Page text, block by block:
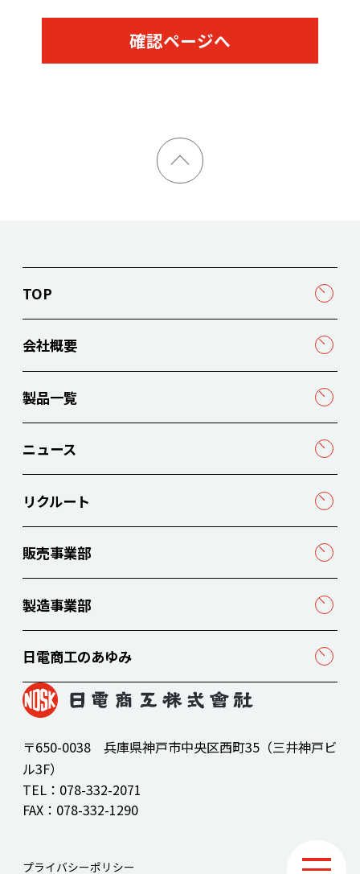
〒650-0038 兵庫県神戸市中央区西町35（三井神戸ビ
ル3F）
TEL： 078-332-2071
FAX：078-332-1290
TOP
会社概要
製品一覧
ニュース
リクルート
販売事業部
製造事業部
日電商工のあゆみ
プライバシーポリシー